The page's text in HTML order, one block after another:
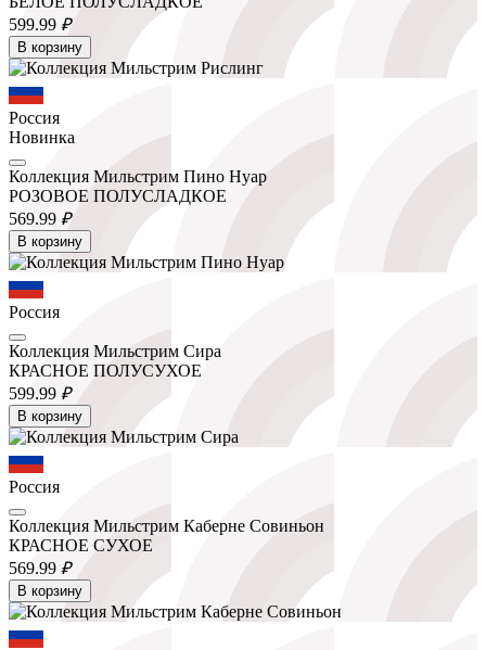
599.99 ₽
В корзину
Россия
Новинка
Коллекция Мильстрим Пино Нуар
РОЗОВОЕ ПОЛУСЛАДКОЕ
569.99 ₽
В корзину
Россия
Коллекция Мильстрим Сира
КРАСНОЕ ПОЛУСУХОЕ
599.99 ₽
В корзину
Россия
Коллекция Мильстрим Каберне Совиньон
КРАСНОЕ СУХОЕ
569.99 ₽
В корзину